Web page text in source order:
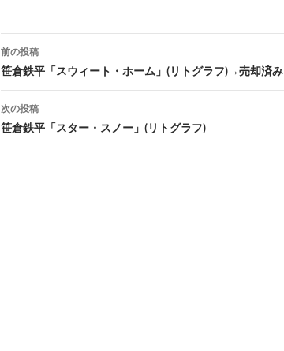
投
稿
ナ
ビ
前の投稿
笹倉鉄平「スウィート・ホーム」(リトグラフ)→売却済み
次の投稿
笹倉鉄平「スター・スノー」(リトグラフ)